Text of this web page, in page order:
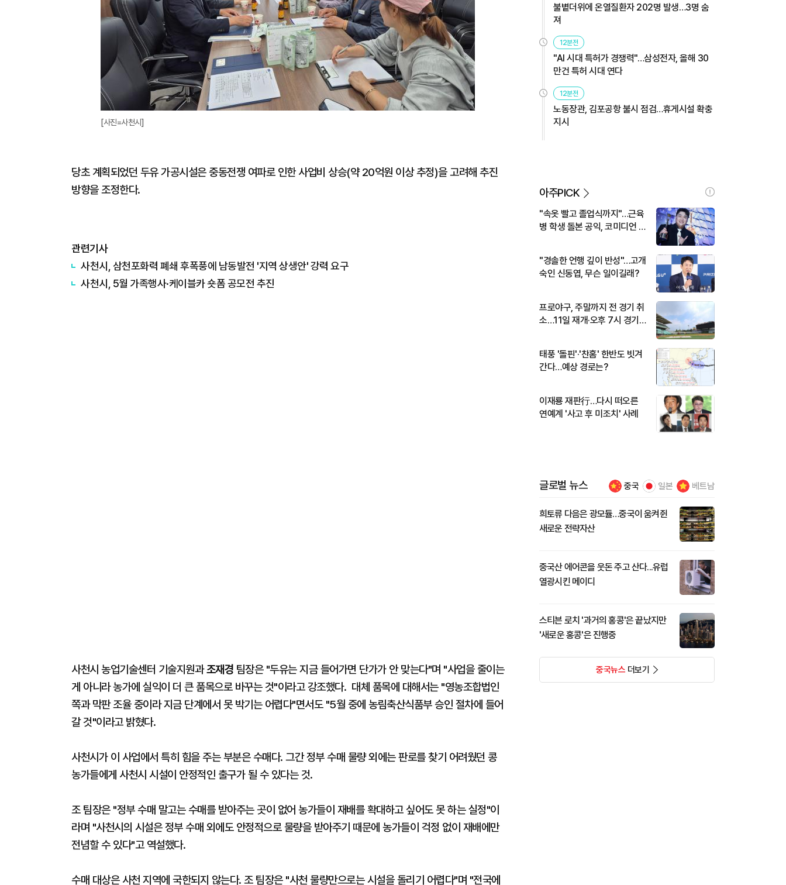
[사진=사천시]
당초 계획되었던 두유 가공시설은 중동전쟁 여파로 인한 사업비 상승(약 20억원 이상 추정)을 고려해 추진
방향을 조정한다.
관련기사
사천시, 삼천포화력 폐쇄 후폭풍에 남동발전 '지역 상생안' 강력 요구
사천시, 5월 가족행사·케이블카 숏폼 공모전 추진
사천시 농업기술센터 기술지원과조재경 팀장은 "두유는 지금 들어가면 단가가 안 맞는다"며 "사업을 줄이는
게 아니라 농가에 실익이 더 큰 품목으로 바꾸는 것"이라고 강조했다. 대체 품목에 대해서는 "영농조합법인
쪽과 막판 조율 중이라 지금 단계에서 못 박기는 어렵다"면서도 "5월 중에 농림축산식품부 승인 절차에 들어
갈 것"이라고 밝혔다.
사천시가 이 사업에서 특히 힘을 주는 부분은 수매다. 그간 정부 수매 물량 외에는 판로를 찾기 어려웠던 콩
농가들에게 사천시 시설이 안정적인 출구가 될 수 있다는 것.
조 팀장은 "정부 수매 말고는 수매를 받아주는 곳이 없어 농가들이 재배를 확대하고 싶어도 못 하는 실정"이
라며 "사천시의 시설은 정부 수매 외에도 안정적으로 물량을 받아주기 때문에 농가들이 걱정 없이 재배에만
전념할 수 있다"고 역설했다.
수매 대상은 사천 지역에 국한되지 않는다. 조 팀장은 "사천 물량만으로는 시설을 돌리기 어렵다"며 "전국에
불볕더위에 온열질환자 202명 발생…3명 숨
져
12분전
"AI 시대 특허가 경쟁력"…삼성전자, 올해 30
만건 특허 시대 연다
12분전
노동장관, 김포공항 불시 점검…휴게시설 확충
지시
아주PICK
"속옷 빨고 졸업식까지"…근육
병 학생 돌본 공익, 코미디언 김
"경솔한 언행 깊이 반성"…고개
숙인 신동엽, 무슨 일이길래?
프로야구, 주말까지 전 경기 취
소…11일 재개·오후 7시 경기
태풍 '돌핀'·'찬홈' 한반도 빗겨
간다…예상 경로는?
이재룡 재판行…다시 떠오른
연예계 '사고 후 미조치' 사례
글로벌 뉴스 중국 일본 베트남
희토류 다음은 광모듈…중국이 움켜쥔
새로운 전략자산
중국산 에어콘을 웃돈 주고 산다...유럽
열광시킨 메이디
스티븐 로치 '과거의 홍콩'은 끝났지만
'새로운 홍콩'은 진행중
중국뉴스더보기